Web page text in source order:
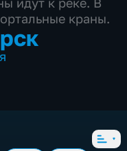
краны.